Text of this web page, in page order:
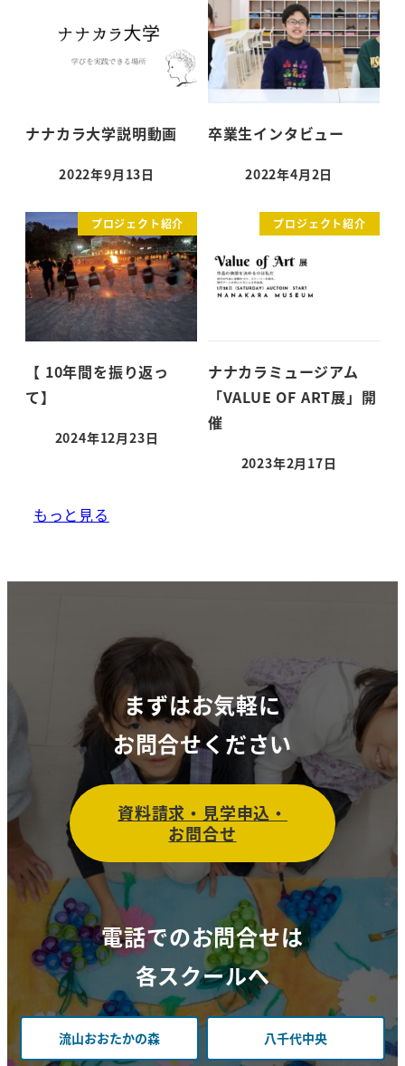
ナナカラ大学説明動画
投稿日
2022年9月13日
卒業生インタビュー
投稿日
2022年4月2日
プロジェクト紹介
【 10年間を振り返っ
て】
投稿日
2024年12月23日
プロジェクト紹介
ナナカラミュージアム
「VALUE OF ART展」開
催
投稿日
2023年2月17日
もっと見る
まずはお気軽に
お問合せください
資料請求・見学申込・
お問合せ
電話でのお問合せは
各スクールへ
流山おおたかの森 八千代中央